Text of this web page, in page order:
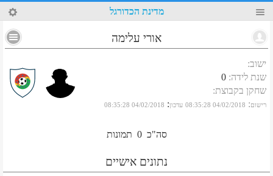
32 מדינת הכדורגל
אורי עלימה
ישוב:
שנת לידה:
0
שחקן בקבוצת:
רישום:
04/02/2018 08:35:28 עדכון:
04/02/2018 08:35:28
סה"כ 0 תמונות
נתונים אישיים